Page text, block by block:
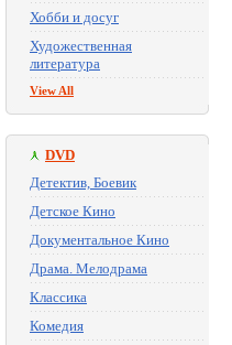
Хобби и досуг
Художественная
литература
View All
DVD
Детектив, Боевик
Детское Кино
Документальное Кино
Драма. Мелодрама
Классика
Комедия